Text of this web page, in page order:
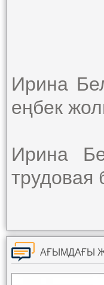
Ирина
еңбек
Ирина
трудовая
АҒЫМДАҒЫ